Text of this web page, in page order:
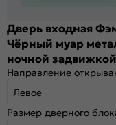
Дверь входная
Чёрный муар
ночной
Направление
Левое
Размер дверного